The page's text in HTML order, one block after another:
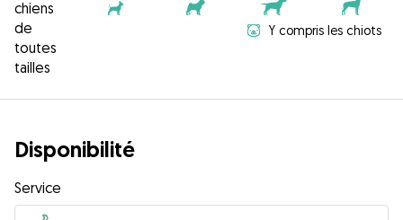
chiens
de
toutes
tailles
Y compris les chiots
Disponibilité
Service